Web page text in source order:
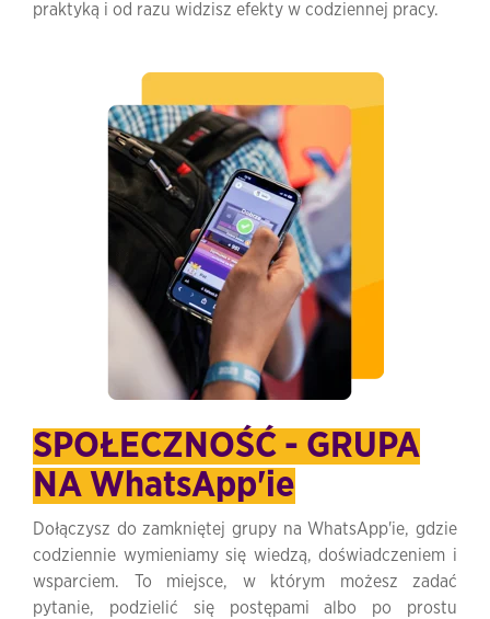
praktyką i od razu widzisz efekty w codziennej pracy.
SPOŁECZNOŚĆ - GRUPA
NA WhatsApp'ie
Dołączysz do zamkniętej grupy na WhatsApp'ie, gdzie
codziennie wymieniamy się wiedzą, doświadczeniem i
wsparciem. To miejsce, w którym możesz zadać
pytanie, podzielić się postępami albo po prostu